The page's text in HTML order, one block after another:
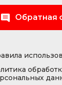
Обратная